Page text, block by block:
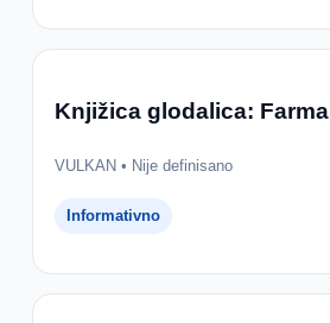
Knjižica glodalica: Farma
VULKAN • Nije definisano
Informativno